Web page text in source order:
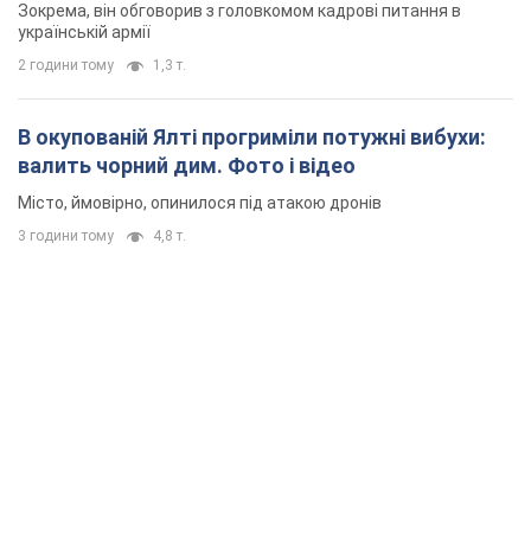
Зокрема, він обговорив з головкомом кадрові питання в
українській армії
2 години тому 1,3 т.
В окупованій Ялті прогриміли потужні вибухи:
валить чорний дим. Фото і відео
Місто, ймовірно, опинилося під атакою дронів
3 години тому 4,8 т.